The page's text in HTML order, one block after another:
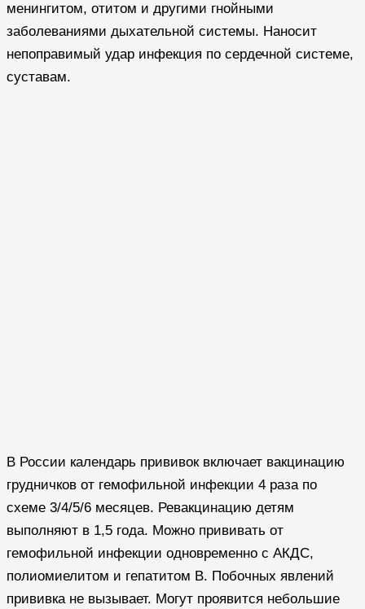
менингитом, отитом и другими гнойными
заболеваниями дыхательной системы. Наносит
непоправимый удар инфекция по сердечной системе,
суставам.
В России календарь прививок включает вакцинацию
грудничков от гемофильной инфекции 4 раза по
схеме 3/4/5/6 месяцев. Ревакцинацию детям
выполняют в 1,5 года. Можно прививать от
гемофильной инфекции одновременно с АКДС,
полиомиелитом и гепатитом В. Побочных явлений
прививка не вызывает. Могут проявится небольшие